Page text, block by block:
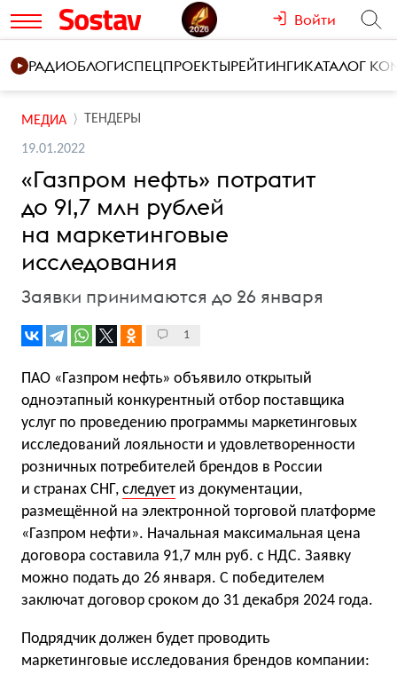
Войти
РАДИОБЛОГИСПЕЦПРОЕКТЫРЕЙТИНГИКАТАЛОГ
МЕДИА ТЕНДЕРЫ
19.01.2022
«Газпром нефть» потратит
до 91,7 млн рублей
на маркетинговые
исследования
Заявки принимаются до 26 января
1
ПАО «Газпром нефть» объявило открытый
одноэтапный конкурентный отбор поставщика
услуг по проведению программы маркетинговых
исследований лояльности и удовлетворенности
розничных потребителей брендов в России
и странах СНГ, следует из документации,
размещённой на электронной торговой платформе
«Газпром нефти». Начальная максимальная цена
договора составила 91,7 млн руб. с НДС. Заявку
можно подать до 26 января. С победителем
заключат договор сроком до 31 декабря 2024 года.
Подрядчик должен будет проводить
маркетинговые исследования брендов компании: